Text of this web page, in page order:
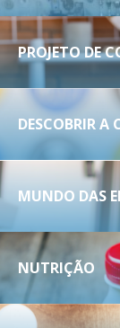
PROJETO DE
DESCOBRIR A
MUNDO DAS
NUTRIÇÃO